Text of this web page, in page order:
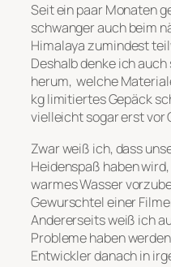
Seit ein paar Monaten
schwanger auch beim
Himalaya zumindest
Deshalb denke ich
herum, welche
kg limitiertes Gepäck
vielleicht sogar erst vor
Zwar weiß ich, dass
Heidenspaß haben
warmes Wasser
Gewurschtel einer
Andererseits weiß ich
Probleme haben
Entwickler danach in